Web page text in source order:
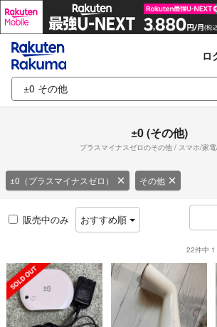
ロ
±0 (その他)
プラスマイナスゼロのその他 / スマホ/家
±0（プラスマイナスゼロ） その他
販売中のみ おすすめ順
22件中